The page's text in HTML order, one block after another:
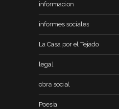
informacion
informes sociales
La Casa por el Tejado
legal
obra social
Poesía